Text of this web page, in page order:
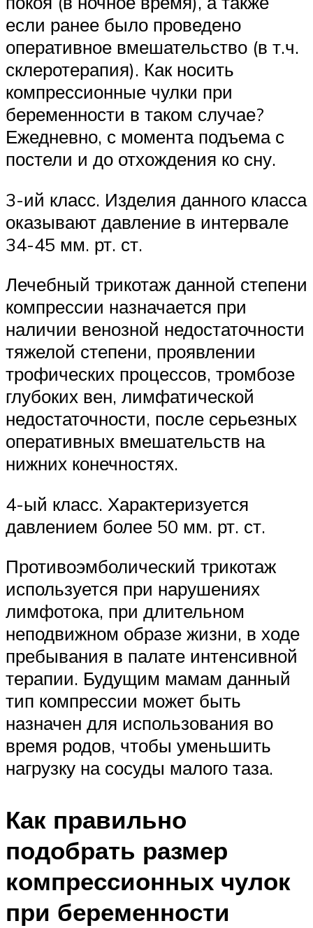
если ранее было проведено
оперативное вмешательство (в т.ч.
склеротерапия). Как носить
компрессионные чулки при
беременности в таком случае?
Ежедневно, с момента подъема с
постели и до отхождения ко сну.
3-ий класс. Изделия данного класса
оказывают давление в интервале
34-45 мм. рт. ст.
Лечебный трикотаж данной степени
компрессии назначается при
наличии венозной недостаточности
тяжелой степени, проявлении
трофических процессов, тромбозе
глубоких вен, лимфатической
недостаточности, после серьезных
оперативных вмешательств на
нижних конечностях.
4-ый класс. Характеризуется
давлением более 50 мм. рт. ст.
Противоэмболический трикотаж
используется при нарушениях
лимфотока, при длительном
неподвижном образе жизни, в ходе
пребывания в палате интенсивной
терапии. Будущим мамам данный
тип компрессии может быть
назначен для использования во
время родов, чтобы уменьшить
нагрузку на сосуды малого таза.
Как правильно
подобрать размер
компрессионных чулок
при беременности